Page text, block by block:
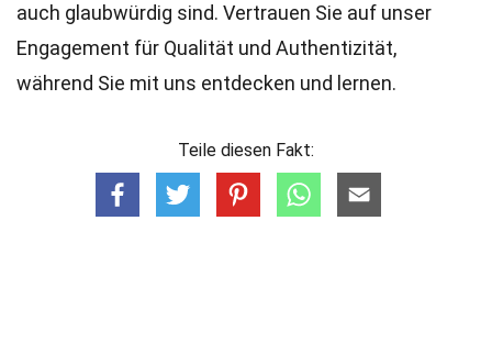
auch glaubwürdig sind. Vertrauen Sie auf unser
Engagement für Qualität und Authentizität,
während Sie mit uns entdecken und lernen.
Teile diesen Fakt: